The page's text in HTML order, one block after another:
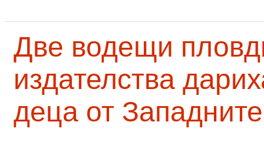
Две водещи
издателства
деца от